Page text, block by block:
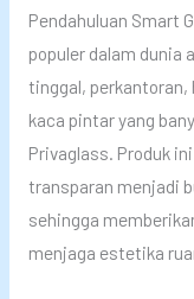
:
C
a
r
a
P
r
i
Pendahuluan Smart
populer dalam dunia
tinggal,
kaca pintar yang
Privaglass. Produk
transparan menjadi
sehingga
menjaga estetika